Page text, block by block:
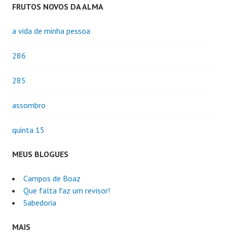
FRUTOS NOVOS DA ALMA
a vida de minha pessoa
286
285
assombro
quinta 15
MEUS BLOGUES
Campos de Boaz
Que falta faz um revisor!
Sabedoria
MAIS